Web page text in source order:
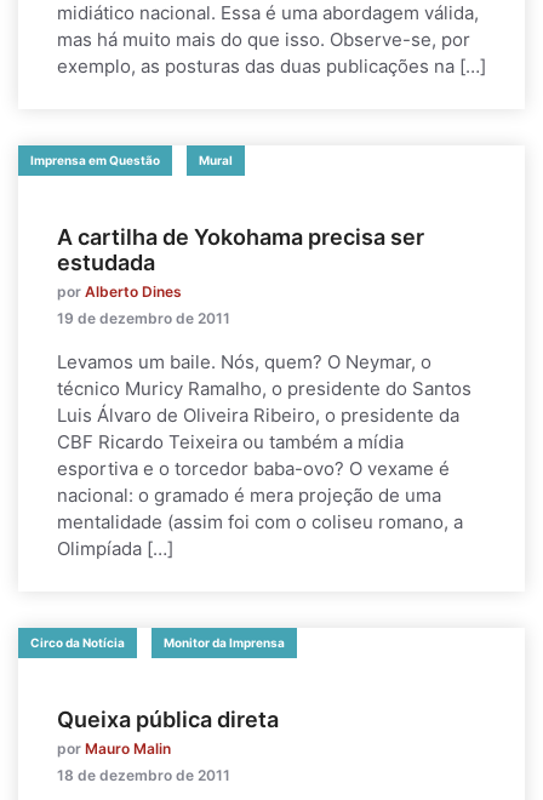
midiático nacional. Essa é uma abordagem válida,
mas há muito mais do que isso. Observe-se, por
exemplo, as posturas das duas publicações na […]
Imprensa em Questão Mural
A cartilha de Yokohama precisa ser
estudada
por Alberto Dines
19 de dezembro de 2011
Levamos um baile. Nós, quem? O Neymar, o
técnico Muricy Ramalho, o presidente do Santos
Luis Álvaro de Oliveira Ribeiro, o presidente da
CBF Ricardo Teixeira ou também a mídia
esportiva e o torcedor baba-ovo? O vexame é
nacional: o gramado é mera projeção de uma
mentalidade (assim foi com o coliseu romano, a
Olimpíada […]
Circo da Notícia Monitor da Imprensa
Queixa pública direta
por Mauro Malin
18 de dezembro de 2011